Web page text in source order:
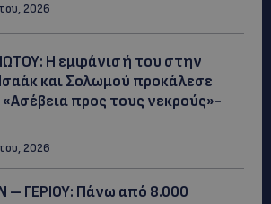
2026
Η εμφάνισή του στην
και Σολωμού προκάλεσε
προς τους νεκρούς»-
2026
– ΓΕΡΙΟΥ: Πάνω από 8.000